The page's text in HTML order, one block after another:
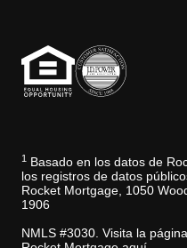
1
Basado en los datos de
los registros de datos
Rocket Mortgage, 1050
1906
NMLS #3030. Visita la